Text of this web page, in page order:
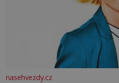
nasehvezdy.cz